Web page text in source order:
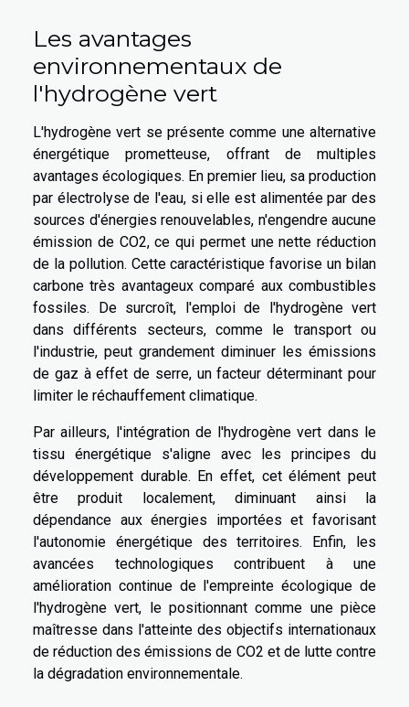
Les avantages
environnementaux de
l'hydrogène vert
L'hydrogène vert se présente comme une alternative
énergétique prometteuse, offrant de multiples
avantages écologiques. En premier lieu, sa production
par électrolyse de l'eau, si elle est alimentée par des
sources d'énergies renouvelables, n'engendre aucune
émission de CO2, ce qui permet une nette réduction
de la pollution. Cette caractéristique favorise un bilan
carbone très avantageux comparé aux combustibles
fossiles. De surcroît, l'emploi de l'hydrogène vert
dans différents secteurs, comme le transport ou
l'industrie, peut grandement diminuer les émissions
de gaz à effet de serre, un facteur déterminant pour
limiter le réchauffement climatique.
Par ailleurs, l'intégration de l'hydrogène vert dans le
tissu énergétique s'aligne avec les principes du
développement durable. En effet, cet élément peut
être produit localement, diminuant ainsi la
dépendance aux énergies importées et favorisant
l'autonomie énergétique des territoires. Enfin, les
avancées technologiques contribuent à une
amélioration continue de l'empreinte écologique de
l'hydrogène vert, le positionnant comme une pièce
maîtresse dans l'atteinte des objectifs internationaux
de réduction des émissions de CO2 et de lutte contre
la dégradation environnementale.